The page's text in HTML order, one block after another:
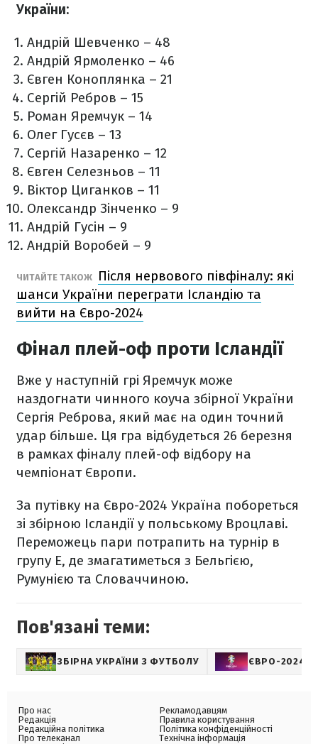
України:
Андрій Шевченко – 48
Андрій Ярмоленко – 46
Євген Коноплянка – 21
Сергій Ребров – 15
Роман Яремчук – 14
Олег Гусєв – 13
Сергій Назаренко – 12
Євген Селезньов – 11
Віктор Циганков – 11
Олександр Зінченко – 9
Андрій Гусін – 9
Андрій Воробей – 9
ЧИТАЙТЕ ТАКОЖ
Після нервового півфіналу: які
шанси України переграти Ісландію та
вийти на Євро-2024
Фінал плей-оф проти Ісландії
Вже у наступній грі Яремчук може
наздогнати чинного коуча збірної України
Сергія Реброва, який має на один точний
удар більше. Ця гра відбудеться 26 березня
в рамках фіналу плей-оф відбору на
чемпіонат Європи.
За путівку на Євро-2024 Україна побореться
зі збірною Ісландії у польському Вроцлаві.
Переможець пари потрапить на турнір в
групу Е, де змагатиметься з Бельгією,
Румунією та Словаччиною.
Пов'язані теми:
ЗБІРНА УКРАЇНИ З ФУТБОЛУ ЄВРО-2024
Про нас
Редакція
Редакційна політика
Про телеканал
Рекламодавцям
Правила користування
Політика конфіденційності
Технічна інформація